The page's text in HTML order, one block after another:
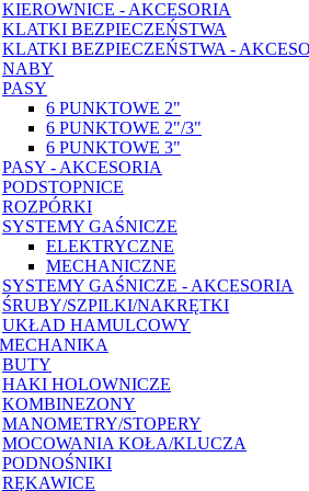
KIEROWNICE - AKCESORIA
KLATKI BEZPIECZEŃSTWA
KLATKI BEZPIECZEŃSTWA -
NABY
PASY
6 PUNKTOWE 2"
6 PUNKTOWE 2"/3"
6 PUNKTOWE 3"
PASY - AKCESORIA
PODSTOPNICE
ROZPÓRKI
SYSTEMY GAŚNICZE
ELEKTRYCZNE
MECHANICZNE
SYSTEMY GAŚNICZE - AKCESORIA
ŚRUBY/SZPILKI/NAKRĘTKI
UKŁAD HAMULCOWY
BUTY
HAKI HOLOWNICZE
KOMBINEZONY
MANOMETRY/STOPERY
MOCOWANIA KOŁA/KLUCZA
PODNOŚNIKI
RĘKAWICE